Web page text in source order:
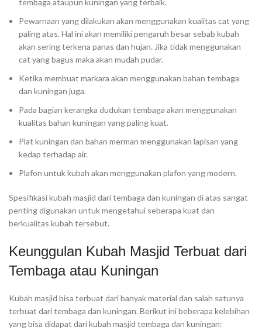
tembaga ataupun kuningan yang terbaik.
Pewarnaan yang dilakukan akan menggunakan kualitas cat yang
paling atas. Hal ini akan memiliki pengaruh besar sebab kubah
akan sering terkena panas dan hujan. Jika tidak menggunakan
cat yang bagus maka akan mudah pudar.
Ketika membuat markara akan menggunakan bahan tembaga
dan kuningan juga.
Pada bagian kerangka dudukan tembaga akan menggunakan
kualitas bahan kuningan yang paling kuat.
Plat kuningan dan bahan merman menggunakan lapisan yang
kedap terhadap air.
Plafon untuk kubah akan menggunakan plafon yang modern.
Spesifikasi kubah masjid dari tembaga dan kuningan di atas sangat
penting digunakan untuk mengetahui seberapa kuat dan
berkualitas kubah tersebut.
Keunggulan Kubah Masjid Terbuat dari
Tembaga atau Kuningan
Kubah masjid bisa terbuat dari banyak material dan salah satunya
terbuat dari tembaga dan kuningan. Berikut ini beberapa kelebihan
yang bisa didapat dari kubah masjid tembaga dan kuningan: